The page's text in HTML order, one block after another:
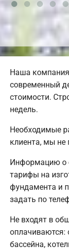
Наша компания
современный
стоимости.
недель.
Необходимые
клиента, мы
Информацию о
тарифы на
фундамента и
задать по
Не входят в
оплачиваются:
бассейна,